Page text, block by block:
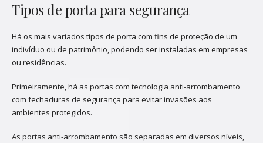
Tipos de porta para segurança
Há os mais variados tipos de porta com fins de proteção de um
indivíduo ou de patrimônio, podendo ser instaladas em empresas
ou residências.
Primeiramente, há as portas com tecnologia anti-arrombamento
com fechaduras de segurança para evitar invasões aos
ambientes protegidos.
As portas anti-arrombamento são separadas em diversos níveis,